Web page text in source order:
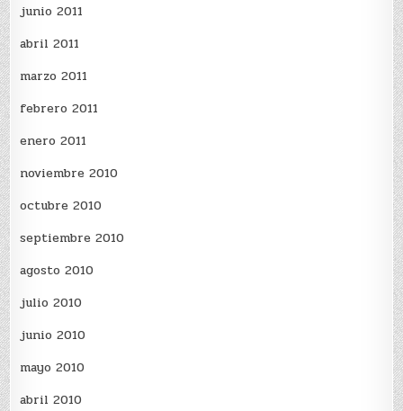
junio 2011
abril 2011
marzo 2011
febrero 2011
enero 2011
noviembre 2010
octubre 2010
septiembre 2010
agosto 2010
julio 2010
junio 2010
mayo 2010
abril 2010